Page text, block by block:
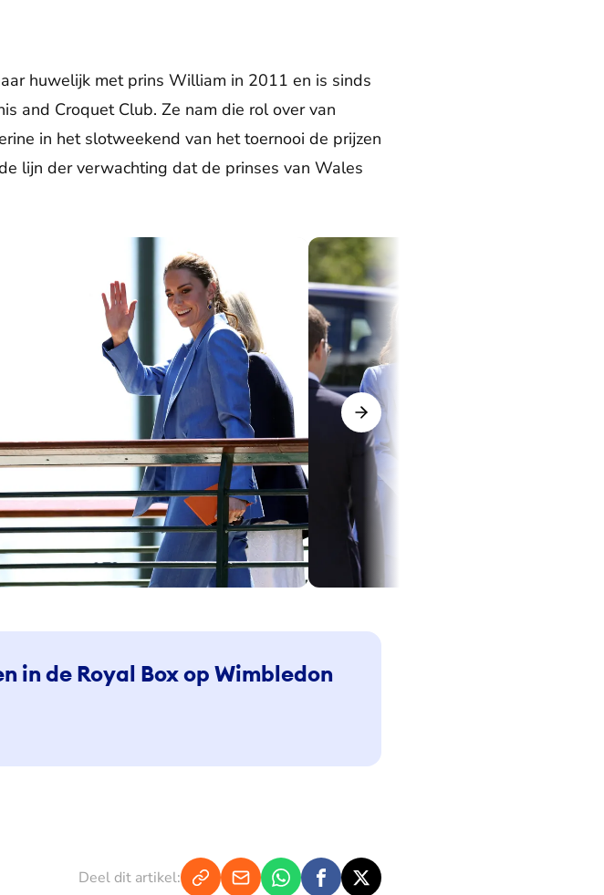
huwelijk met prins William in 2011 en is sinds
and Croquet Club. Ze nam die rol over van
in het slotweekend van het toernooi de prijzen
lijn der verwachting dat de prinses van Wales
in de Royal Box op Wimbledon
Deel dit artikel: